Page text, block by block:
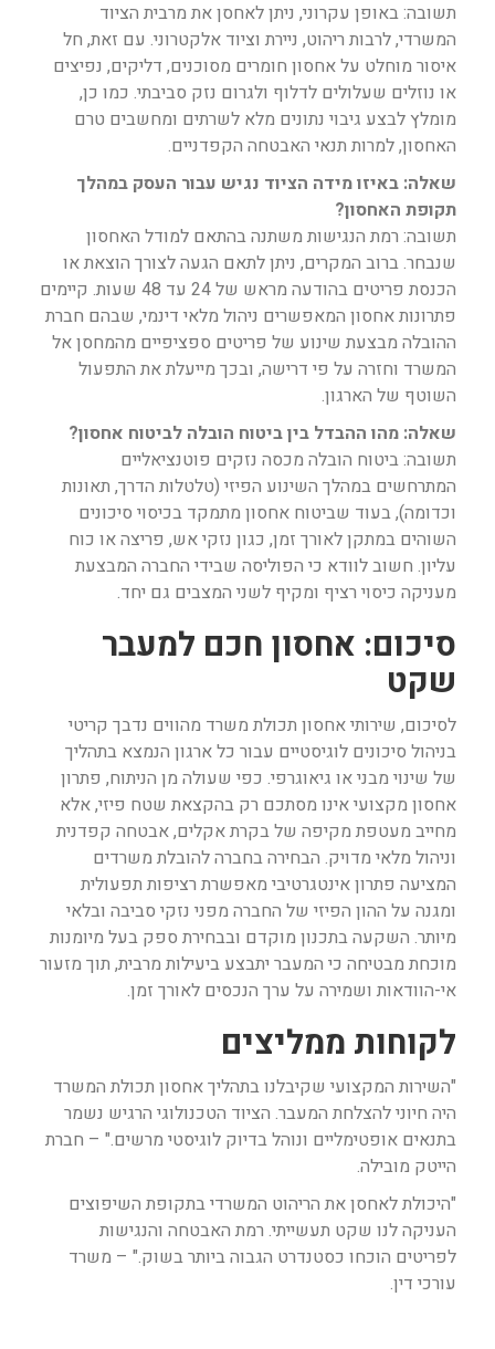
תשובה: באופן עקרוני, ניתן לאחסן את מרבית הציוד
המשרדי, לרבות ריהוט, ניירת וציוד אלקטרוני. עם זאת, חל
איסור מוחלט על אחסון חומרים מסוכנים, דליקים, נפיצים
או נוזלים שעלולים לדלוף ולגרום נזק סביבתי. כמו כן,
מומלץ לבצע גיבוי נתונים מלא לשרתים ומחשבים טרם
האחסון, למרות תנאי האבטחה הקפדניים.
שאלה: באיזו מידה הציוד נגיש עבור העסק במהלך
תקופת האחסון?
תשובה: רמת הנגישות משתנה בהתאם למודל האחסון
שנבחר. ברוב המקרים, ניתן לתאם הגעה לצורך הוצאת או
הכנסת פריטים בהודעה מראש של 24 עד 48 שעות. קיימים
פתרונות אחסון המאפשרים ניהול מלאי דינמי, שבהם חברת
ההובלה מבצעת שינוע של פריטים ספציפיים מהמחסן אל
המשרד וחזרה על פי דרישה, ובכך מייעלת את התפעול
השוטף של הארגון.
שאלה: מהו ההבדל בין ביטוח הובלה לביטוח אחסון?
תשובה: ביטוח הובלה מכסה נזקים פוטנציאליים
המתרחשים במהלך השינוע הפיזי (טלטלות הדרך, תאונות
וכדומה), בעוד שביטוח אחסון מתמקד בכיסוי סיכונים
השוהים במתקן לאורך זמן, כגון נזקי אש, פריצה או כוח
עליון. חשוב לוודא כי הפוליסה שבידי החברה המבצעת
מעניקה כיסוי רציף ומקיף לשני המצבים גם יחד.
סיכום: אחסון חכם למעבר
שקט
לסיכום, שירותי אחסון תכולת משרד מהווים נדבך קריטי
בניהול סיכונים לוגיסטיים עבור כל ארגון הנמצא בתהליך
של שינוי מבני או גיאוגרפי. כפי שעולה מן הניתוח, פתרון
אחסון מקצועי אינו מסתכם רק בהקצאת שטח פיזי, אלא
מחייב מעטפת מקיפה של בקרת אקלים, אבטחה קפדנית
וניהול מלאי מדויק. הבחירה בחברה להובלת משרדים
המציעה פתרון אינטגרטיבי מאפשרת רציפות תפעולית
ומגנה על ההון הפיזי של החברה מפני נזקי סביבה ובלאי
מיותר. השקעה בתכנון מוקדם ובבחירת ספק בעל מיומנות
מוכחת מבטיחה כי המעבר יתבצע ביעילות מרבית, תוך מזעור
אי-הוודאות ושמירה על ערך הנכסים לאורך זמן.
לקוחות ממליצים
"השירות המקצועי שקיבלנו בתהליך אחסון תכולת המשרד
היה חיוני להצלחת המעבר. הציוד הטכנולוגי הרגיש נשמר
בתנאים אופטימליים ונוהל בדיוק לוגיסטי מרשים." – חברת
הייטק מובילה.
"היכולת לאחסן את הריהוט המשרדי בתקופת השיפוצים
העניקה לנו שקט תעשייתי. רמת האבטחה והנגישות
לפריטים הוכחו כסטנדרט הגבוה ביותר בשוק." – משרד
עורכי דין.